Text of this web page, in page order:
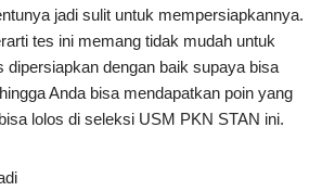
jadi sulit untuk mempersiapkannya.
tes ini memang tidak mudah untuk
dipersiapkan dengan baik supaya bisa
Anda bisa mendapatkan poin yang
lolos di seleksi USM PKN STAN ini.